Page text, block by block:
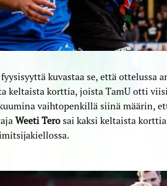
kuvastaa se, että ottelussa
keltaista korttia, joista TamU otti
vaihtopenkillä siinä määrin,
Weeti Tero sai kaksi keltaista